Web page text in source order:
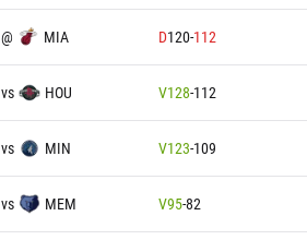
@ MIA D120-112
vs HOU V128-112
vs MIN V123-109
vs MEM V95-82